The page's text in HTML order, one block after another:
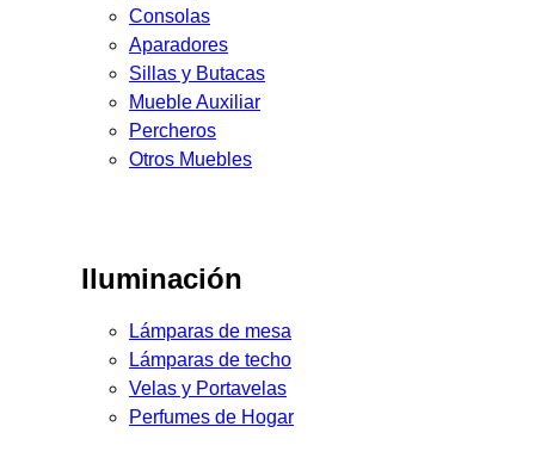
Consolas
Aparadores
Sillas y Butacas
Mueble Auxiliar
Percheros
Otros Muebles
Iluminación
Lámparas de mesa
Lámparas de techo
Velas y Portavelas
Perfumes de Hogar